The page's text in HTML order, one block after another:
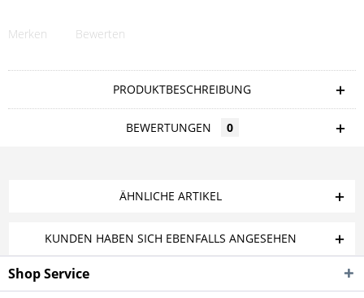
Merken Bewerten
PRODUKTBESCHREIBUNG
BEWERTUNGEN 0
ÄHNLICHE ARTIKEL
KUNDEN HABEN SICH EBENFALLS ANGESEHEN
Shop Service